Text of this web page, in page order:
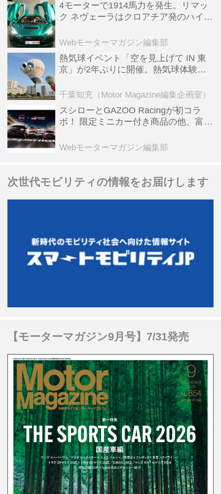
4モーターで1914馬力を発生。リマッ
ク ネヴェーラはクロアチア発のハイパ
全版／115】
Webモーターマガジン編集部
熱気球イベント「空を見上げて IN 東
京」が2年ぶりに開催。熱気球体験搭
ンテンツも
千葉知充（Motor Magazine編集企画室）
スシローとGAZOO Racingが初コラ
ボ！ 限定ミニカー付き商品の他、富士
る抽選企画などを展開
Webモーターマガジン編集部
次世代モビリティの情報をお届けします
【モーターマガジン9月号】7/31発売